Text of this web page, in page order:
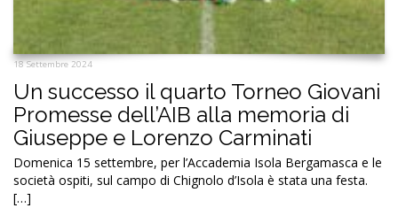
18 Settembre 2024
Un successo il quarto Torneo Giovani
Promesse dell’AIB alla memoria di
Giuseppe e Lorenzo Carminati
Domenica 15 settembre, per l’Accademia Isola Bergamasca e le
società ospiti, sul campo di Chignolo d’Isola è stata una festa.
[…]